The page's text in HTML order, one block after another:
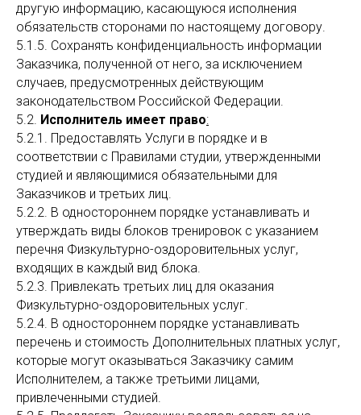
другую информацию, касающуюся исполнения
обязательств сторонами по настоящему договору.
5.1.5. Сохранять конфиденциальность информации
Заказчика, полученной от него, за исключением
случаев, предусмотренных действующим
законодательством Российской Федерации.
5.2. Исполнитель имеет право:
5.2.1. Предоставлять Услуги в порядке и в
соответствии с Правилами студии, утвержденными
студией и являющимися обязательными для
Заказчиков и третьих лиц.
5.2.2. В одностороннем порядке устанавливать и
утверждать виды блоков тренировок с указанием
перечня Физкультурно-оздоровительных услуг,
входящих в каждый вид блока.
5.2.3. Привлекать третьих лиц для оказания
Физкультурно-оздоровительных услуг.
5.2.4. В одностороннем порядке устанавливать
перечень и стоимость Дополнительных платных услуг,
которые могут оказываться Заказчику самим
Исполнителем, а также третьими лицами,
привлеченными студией.